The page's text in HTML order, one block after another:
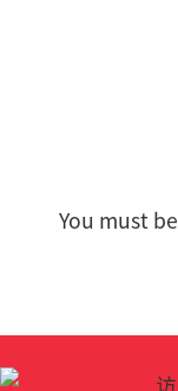
You must be